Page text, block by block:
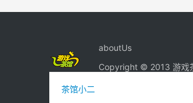
茶馆小二
aboutUs
Copyright © 2013 游戏